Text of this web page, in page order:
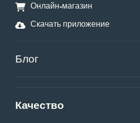
Онлайн-магазин
Скачать приложение
Блог
Качество